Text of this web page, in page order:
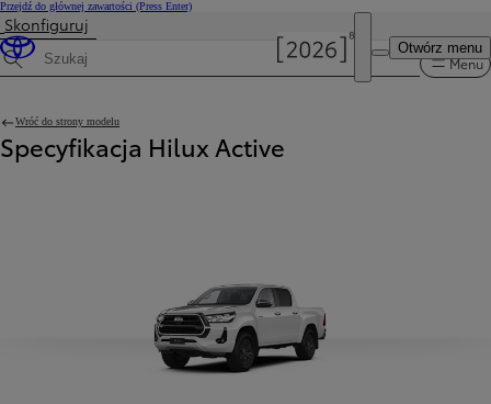
Przejdź do głównej zawartości (Press Enter)
Otwórz menu
Cena została zaktualizowana Cena Twojej konfiguracji została zmieniona na 178 400 zł.
Skonfiguruj
Wyszukaj dane techniczne Menu
Wróć do strony modelu
Specyfikacja Hilux Active